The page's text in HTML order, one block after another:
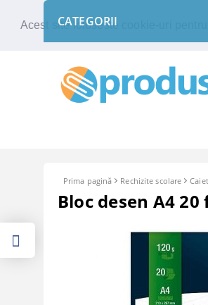
Acest site foloseste cookie-uri
CATEGORII
Prima pagină Rechizite scolare
Bloc desen A4